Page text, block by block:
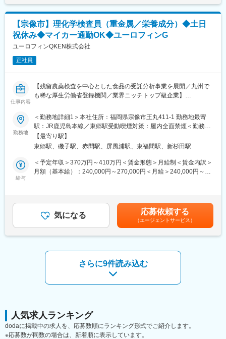
■組織構成：
・現在13名（年齢層30～60代/男女比6:4）が在籍しております。
■本求人の魅力／特徴：
・当社は2006年に「カップヌードル」でお馴染みで日本が誇る世
界的企業・日清食品のグループ会社となりました。業績賞与や家
族手当の支給もあるため、安定して働けます。
康機能と用途の研究、新規商品の企画から商品化までのノウハウ
を開発することによりユニークな新規商材をいくつも開発し社会
に送り出してきました。
OEM（相手先ブランド）製品を受注製造し企業向けに供給してい
ます。
湾、中国）の企業との業務提携を行なうなど広いフィールドで活
動しています。
として科学技術庁長官賞を、また浦安市（本社所在地）からは環
境に配慮した地域経済の発展に対して優良企業賞を受賞していま
す。
・スピルリナ
・アスタキサンチン
変更の範囲：会社の定める業務
【宗像市】理化学検査員（重金属／栄養成分）◆土日
祝休み◆マイカー通勤OK◆ユーロフィンG
ユーロフィンQKEN株式会社
正社員
仕事内容
【残留農薬検査を中心とした食品の受託分析事業を展開／九州で
も稀な厚生労働省登録機関／業界ニッチトップ級企業】
■募集背景：
・当社は「信頼性の高い検査を通じて、世の中へ安全と安心を提
供する」ことを経営理念とし、世界最大級の食品分析専門機関グ
ループ企業として、お客さまのご要望、ご期待を超える圧倒的な
「業務品質、価格、サービス」をお客さまに提供し、感動してい
ただくことを使命とし活動しています。
・この度、業務拡大により、理化学検査業務を担当していただけ
る方を新たに採用するものです。
・食品中の重金属分析、栄養成分分析を中心に理化学検査全般を
お任せします。
に関する教育訓練期間を設ける場合があります。
【日本トップクラスの実績】
当社は世界約50ヶ国に900以上の研究所を保有しているユーロフ
【ワークライフバランス充実】
当社は残業を減らそうという取り組みを行っており、月平均20時
間以下想定です。
勤務地
＜勤務地詳細1＞本社住所：福岡県宗像市王丸411-1 勤務地最寄
駅：JR鹿児島本線／東郷駅受動喫煙対策：屋内全面禁煙＜勤務地
詳細2＞ユーロフィングループ内研究所住所：神奈川県横浜市磯子
区磯子3-3-21 江戸徳ビル本館3階 受動喫煙対策：敷地内喫煙可能
【最寄り駅】
東郷駅、磯子駅、赤間駅、屏風浦駅、東福間駅、新杉田駅
給与
＜予定年収＞370万円～410万円＜賃金形態＞月給制＜賃金内訳＞
月額（基本給）：240,000円～270,000円＜月給＞240,000円～
る可能性があります。月給(月額)は固定手当を含めた表記です。
気になる 応募依頼する
（エージェントサービス）
さらに9件読み込む
人気求人ランキング
dodaに掲載中の求人を、応募数順にランキング形式でご紹介します。
※応募数が同数の場合は、新着順に表示しています。